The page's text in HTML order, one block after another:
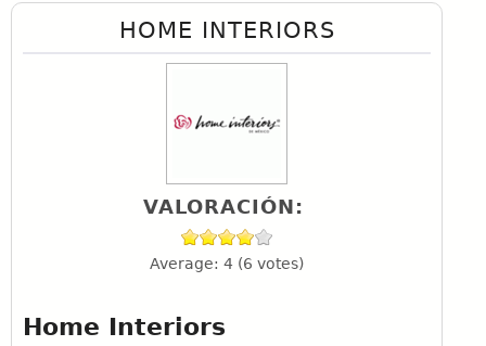
HOME INTERIORS
VALORACIÓN:
Average: 4 (6 votes)
Home Interiors